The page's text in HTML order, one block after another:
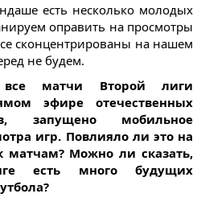
есть несколько молодых
оправить на просмотры
сконцентрированы на нашем
не будем.
матчи Второй лиги
эфире отечественных
запущено мобильное
игр. Повлияло ли это на
матчам? Можно ли сказать,
есть много будущих